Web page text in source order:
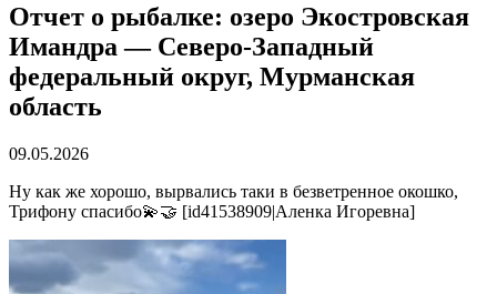
Отчет о рыбалке: озеро Экостровская
Имандра — Северо-Западный
федеральный округ, Мурманская
область
09.05.2026
Ну как же хорошо, вырвались таки в безветренное окошко,
Трифону спасибо💫🤝 [id41538909|Аленка Игоревна]